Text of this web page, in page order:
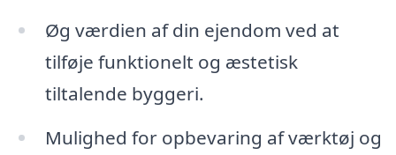
Øg værdien af din ejendom ved at
tilføje funktionelt og æstetisk
tiltalende byggeri.
Mulighed for opbevaring af værktøj og